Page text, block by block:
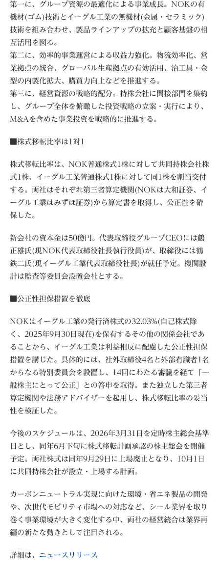
第一に、グループ資源の最適化による事業成長。NOKの有
機材(ゴム)技術とイーグル工業の無機材(金属・セラミック)
技術を組み合わせ、製品ラインアップの拡充と顧客基盤の相
互活用を図る。
第二に、効率的事業運営による収益力強化。物流効率化、営
業拠点の統合、グローバル生産拠点の有効活用、治工具・金
型の内製化拡大、購買力向上などを推進する。
第三に、経営資源の戦略的配分。持株会社に間接部門を集約
し、グループ全体を俯瞰した投資戦略の立案・実行により、
M&Aを含めた事業投資を戦略的に推進する。
■株式移転比率は1対1
株式移転比率は、NOK普通株式1株に対して共同持株会社株
式1株、イーグル工業普通株式1株に対して同1株を割当交付
する。両社はそれぞれ第三者算定機関(NOKは大和証券、イ
ーグル工業はみずほ証券)から算定書を取得し、公正性を確
保した。
新会社の資本金は50億円。代表取締役グループCEOには鶴
正雄氏(現NOK代表取締役社長執行役員)が、取締役には鶴
鉄二氏(現イーグル工業代表取締役社長)が就任予定。機関設
計は監査等委員会設置会社とする。
■公正性担保措置を徹底
NOKはイーグル工業の発行済株式の32.03%(自己株式除
く、2025年9月30日現在)を保有するその他の関係会社であ
ることから、イーグル工業は利益相反に配慮した公正性担保
措置を講じた。具体的には、社外取締役4名と外部有識者1名
からなる特別委員会を設置し、14回にわたる審議を経て「一
般株主にとって公正」との答申を取得。また独立した第三者
算定機関や法務アドバイザーを起用し、株式移転比率の妥当
性を検証した。
今後のスケジュールは、2026年3月31日を定時株主総会基準
日とし、同年6月下旬に株式移転計画承認の株主総会を開催
予定。両社株式は同年9月29日に上場廃止となり、10月1日
に共同持株会社が設立・上場する計画。
カーボンニュートラル実現に向けた環境・省エネ製品の開発
や、次世代モビリティ市場への対応など、シール業界を取り
巻く事業環境が大きく変化する中、両社の経営統合は業界再
編の新たな動きとして注目される。​​​​​​​​​​​​​​​​
詳細は、 ニュースリリース